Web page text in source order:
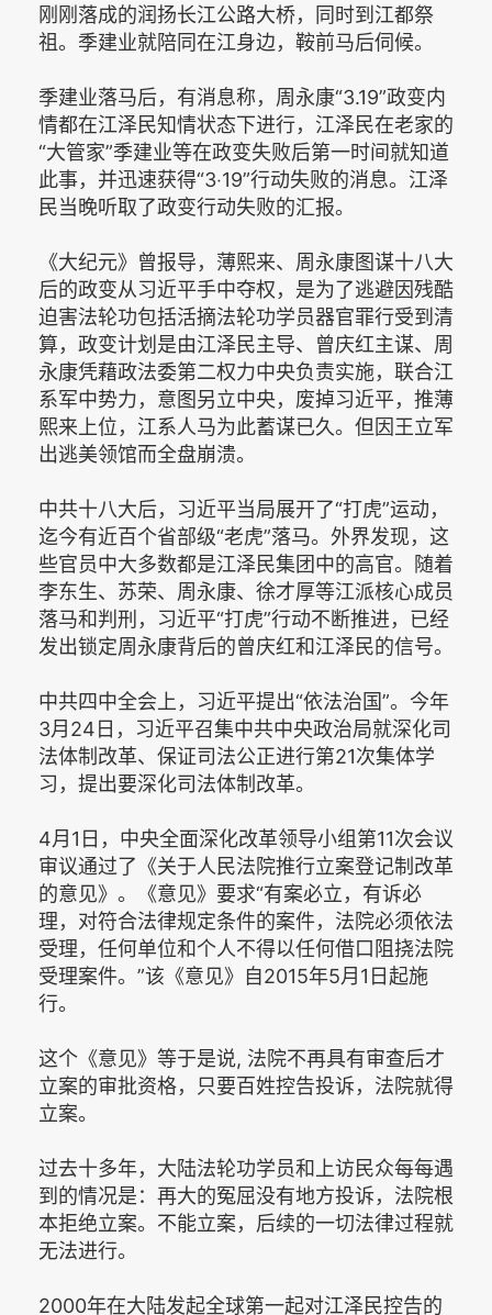
刚刚落成的润扬长江公路大桥，同时到江都祭
祖。季建业就陪同在江身边，鞍前马后伺候。
季建业落马后，有消息称，周永康“3.19”政变内
情都在江泽民知情状态下进行，江泽民在老家的
“大管家”季建业等在政变失败后第一时间就知道
此事，并迅速获得“3‧19”行动失败的消息。江泽
民当晚听取了政变行动失败的汇报。
《大纪元》曾报导，薄熙来、周永康图谋十八大
后的政变从习近平手中夺权，是为了逃避因残酷
迫害法轮功包括活摘法轮功学员器官罪行受到清
算，政变计划是由江泽民主导、曾庆红主谋、周
永康凭藉政法委第二权力中央负责实施，联合江
系军中势力，意图另立中央，废掉习近平，推薄
熙来上位，江系人马为此蓄谋已久。但因王立军
出逃美领馆而全盘崩溃。
中共十八大后，习近平当局展开了“打虎”运动，
迄今有近百个省部级“老虎”落马。外界发现，这
些官员中大多数都是江泽民集团中的高官。随着
李东生、苏荣、周永康、徐才厚等江派核心成员
落马和判刑，习近平“打虎”行动不断推进，已经
发出锁定周永康背后的曾庆红和江泽民的信号。
中共四中全会上，习近平提出“依法治国”。今年
3月24日，习近平召集中共中央政治局就深化司
法体制改革、保证司法公正进行第21次集体学
习，提出要深化司法体制改革。
4月1日，中央全面深化改革领导小组第11次会议
审议通过了《关于人民法院推行立案登记制改革
的意见》。《意见》要求“有案必立，有诉必
理，对符合法律规定条件的案件，法院必须依法
受理，任何单位和个人不得以任何借口阻挠法院
受理案件。”该《意见》自2015年5月1日起施
行。
这个《意见》等于是说, 法院不再具有审查后才
立案的审批资格，只要百姓控告投诉，法院就得
立案。
过去十多年，大陆法轮功学员和上访民众每每遇
到的情况是：再大的冤屈没有地方投诉，法院根
本拒绝立案。不能立案，后续的一切法律过程就
无法进行。
2000年在大陆发起全球第一起对江泽民控告的